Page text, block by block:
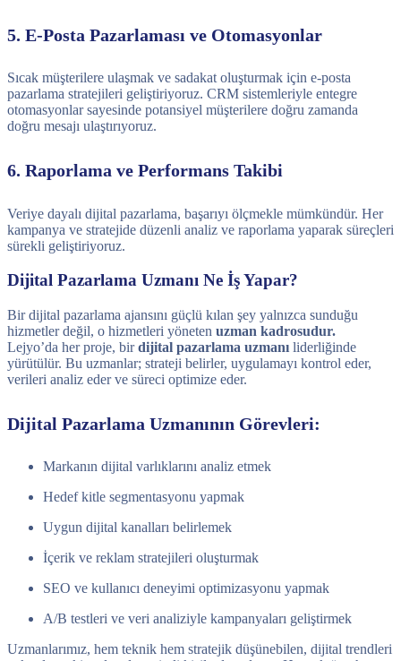
5. E-Posta Pazarlaması ve Otomasyonlar
Sıcak müşterilere ulaşmak ve sadakat oluşturmak için e-posta
pazarlama stratejileri geliştiriyoruz. CRM sistemleriyle entegre
otomasyonlar sayesinde potansiyel müşterilere doğru zamanda
doğru mesajı ulaştırıyoruz.
6. Raporlama ve Performans Takibi
Veriye dayalı dijital pazarlama, başarıyı ölçmekle mümkündür. Her
kampanya ve stratejide düzenli analiz ve raporlama yaparak süreçleri
sürekli geliştiriyoruz.
Dijital Pazarlama Uzmanı Ne İş Yapar?
Bir dijital pazarlama ajansını güçlü kılan şey yalnızca sunduğu
hizmetler değil, o hizmetleri yöneten uzman kadrosudur.
Lejyo’da her proje, birdijital pazarlama uzmanı liderliğinde
yürütülür. Bu uzmanlar; strateji belirler, uygulamayı kontrol eder,
verileri analiz eder ve süreci optimize eder.
Dijital Pazarlama Uzmanının Görevleri:
Markanın dijital varlıklarını analiz etmek
Hedef kitle segmentasyonu yapmak
Uygun dijital kanalları belirlemek
İçerik ve reklam stratejileri oluşturmak
SEO ve kullanıcı deneyimi optimizasyonu yapmak
A/B testleri ve veri analiziyle kampanyaları geliştirmek
Uzmanlarımız, hem teknik hem stratejik düşünebilen, dijital trendleri